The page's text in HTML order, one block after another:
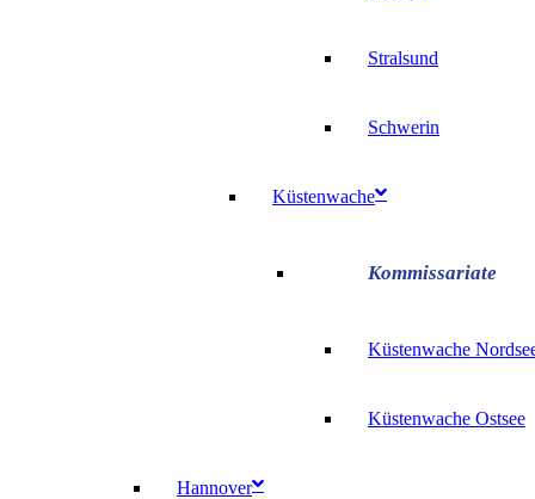
Stralsund
Schwerin
Küstenwache
Küstenwache
Küstenwache Ostsee
Hannover